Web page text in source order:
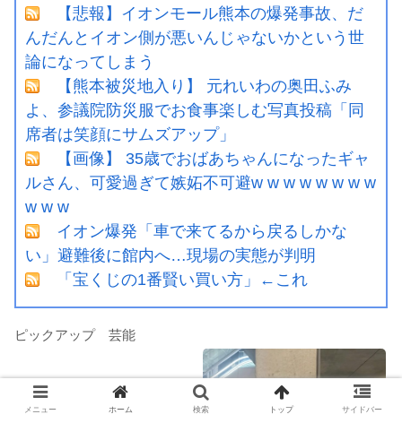
【悲報】イオンモール熊本の爆発事故、だ
んだんとイオン側が悪いんじゃないかという世
論になってしまう
【熊本被災地入り】 元れいわの奥田ふみ
よ、参議院防災服でお食事楽しむ写真投稿「同
席者は笑顔にサムズアップ」
【画像】 35歳でおばあちゃんになったギャ
ルさん、可愛過ぎて嫉妬不可避w w w w w w w w
w w w
イオン爆発「車で来てるから戻るしかな
い」避難後に館内へ…現場の実態が判明
「宝くじの1番賢い買い方」←これ
ピックアップ 芸能
メニュー ホーム 検索 トップ サイドバー